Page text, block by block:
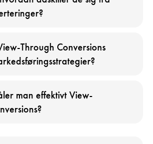
Through Conversions
man effektivt View-